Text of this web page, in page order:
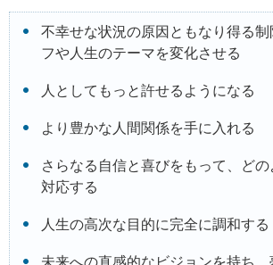
不幸せな状況の原因ともなり得る
フや人生のテーマを変化させる
人としてもっと許せるようになる
より豊かな人間関係を手に入れる
さらなる自信と喜びをもって、ど
対応する
人生の高次な目的に完全に調和する
未来への直感的なビジョンを持ち